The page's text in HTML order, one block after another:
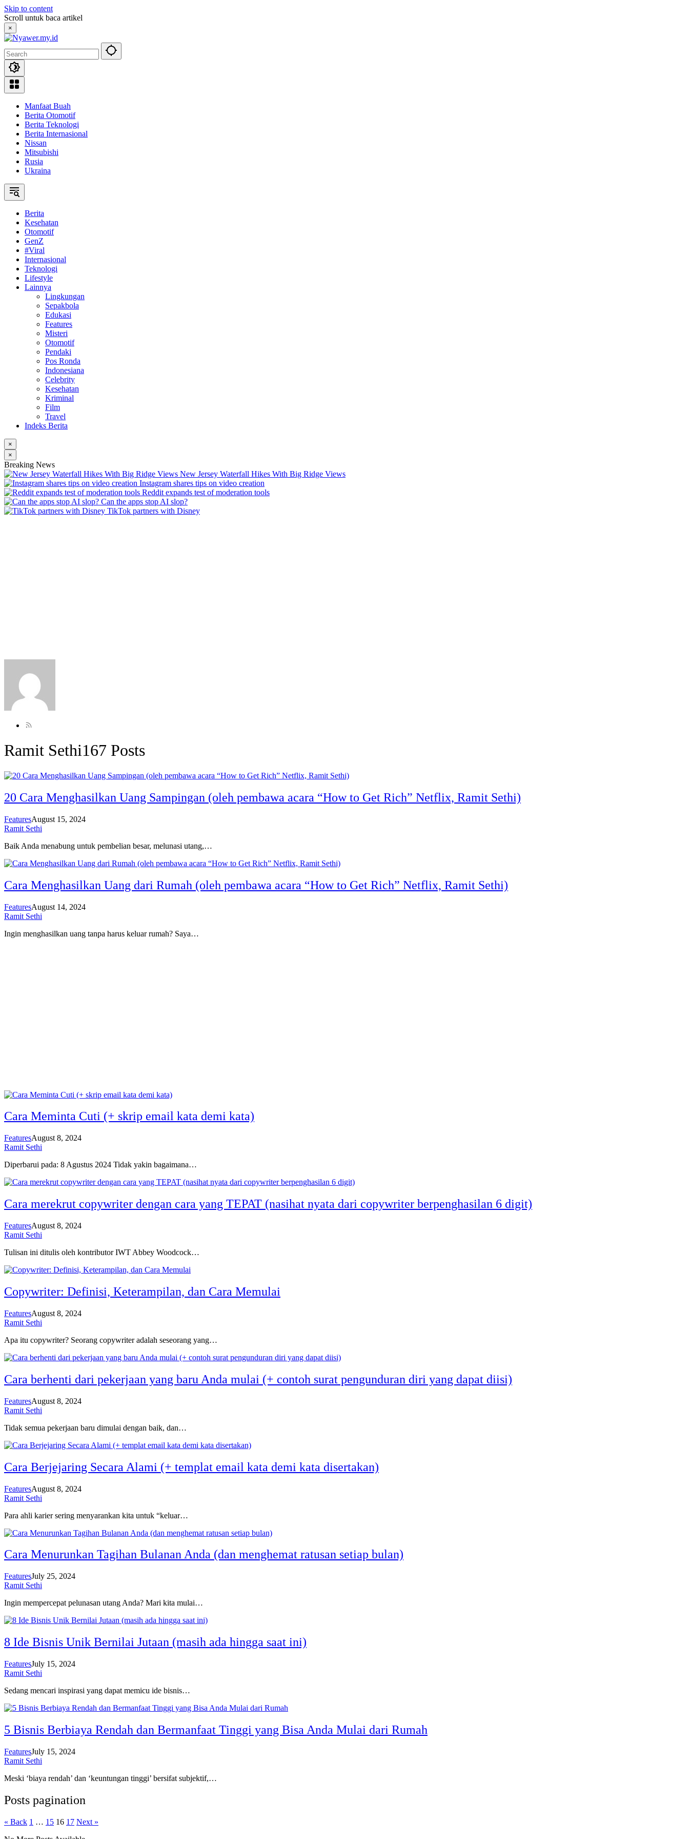
Skip to content
Scroll untuk baca artikel
×
Manfaat Buah
Berita Otomotif
Berita Teknologi
Berita Internasional
Nissan
Mitsubishi
Rusia
Ukraina
Berita
Kesehatan
Otomotif
GenZ
#Viral
Internasional
Teknologi
Lifestyle
Lainnya
Lingkungan
Sepakbola
Edukasi
Features
Misteri
Otomotif
Pendaki
Pos Ronda
Indonesiana
Celebrity
Kesehatan
Kriminal
Film
Travel
Indeks Berita
×
×
Breaking News
New Jersey Waterfall Hikes With Big Ridge Views
Instagram shares tips on video creation
Reddit expands test of moderation tools
Can the apps stop AI slop?
TikTok partners with Disney
Ramit Sethi167 Posts
20 Cara Menghasilkan Uang Sampingan (oleh pembawa acara “How to Get Rich” Netflix, Ramit Sethi)
FeaturesAugust 15, 2024
Ramit Sethi
Baik Anda menabung untuk pembelian besar, melunasi utang,…
Cara Menghasilkan Uang dari Rumah (oleh pembawa acara “How to Get Rich” Netflix, Ramit Sethi)
FeaturesAugust 14, 2024
Ramit Sethi
Ingin menghasilkan uang tanpa harus keluar rumah? Saya…
Cara Meminta Cuti (+ skrip email kata demi kata)
FeaturesAugust 8, 2024
Ramit Sethi
Diperbarui pada: 8 Agustus 2024 Tidak yakin bagaimana…
Cara merekrut copywriter dengan cara yang TEPAT (nasihat nyata dari copywriter berpenghasilan 6 digit)
FeaturesAugust 8, 2024
Ramit Sethi
Tulisan ini ditulis oleh kontributor IWT Abbey Woodcock…
Copywriter: Definisi, Keterampilan, dan Cara Memulai
FeaturesAugust 8, 2024
Ramit Sethi
Apa itu copywriter? Seorang copywriter adalah seseorang yang…
Cara berhenti dari pekerjaan yang baru Anda mulai (+ contoh surat pengunduran diri yang dapat diisi)
FeaturesAugust 8, 2024
Ramit Sethi
Tidak semua pekerjaan baru dimulai dengan baik, dan…
Cara Berjejaring Secara Alami (+ templat email kata demi kata disertakan)
FeaturesAugust 8, 2024
Ramit Sethi
Para ahli karier sering menyarankan kita untuk “keluar…
Cara Menurunkan Tagihan Bulanan Anda (dan menghemat ratusan setiap bulan)
FeaturesJuly 25, 2024
Ramit Sethi
Ingin mempercepat pelunasan utang Anda? Mari kita mulai…
8 Ide Bisnis Unik Bernilai Jutaan (masih ada hingga saat ini)
FeaturesJuly 15, 2024
Ramit Sethi
Sedang mencari inspirasi yang dapat memicu ide bisnis…
5 Bisnis Berbiaya Rendah dan Bermanfaat Tinggi yang Bisa Anda Mulai dari Rumah
FeaturesJuly 15, 2024
Ramit Sethi
Meski ‘biaya rendah’ ​​dan ‘keuntungan tinggi’ bersifat subjektif,…
Posts pagination
« Back 1 … 15 16 17 Next »